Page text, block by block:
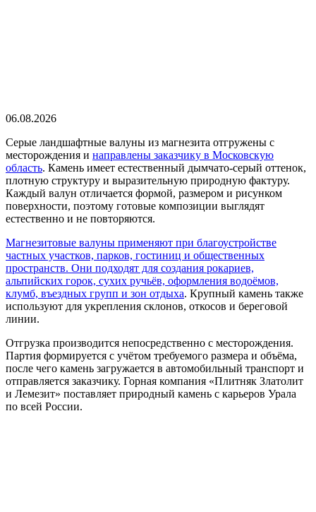
06.08.2026
Серые ландшафтные валуны из магнезита отгружены с
месторождения и направлены заказчику в Московскую
область. Камень имеет естественный дымчато-серый оттенок,
плотную структуру и выразительную природную фактуру.
Каждый валун отличается формой, размером и рисунком
поверхности, поэтому готовые композиции выглядят
естественно и не повторяются.
Магнезитовые валуны применяют при благоустройстве
частных участков, парков, гостиниц и общественных
пространств. Они подходят для создания рокариев,
альпийских горок, сухих ручьёв, оформления водоёмов,
клумб, въездных групп и зон отдыха. Крупный камень также
используют для укрепления склонов, откосов и береговой
линии.
Отгрузка производится непосредственно с месторождения.
Партия формируется с учётом требуемого размера и объёма,
после чего камень загружается в автомобильный транспорт и
отправляется заказчику. Горная компания «Плитняк Златолит
и Лемезит» поставляет природный камень с карьеров Урала
по всей России.